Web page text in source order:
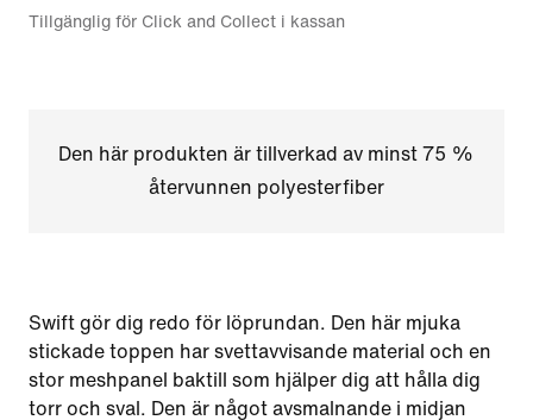
Tillgänglig för Click and Collect i kassan
Den här produkten är tillverkad av minst 75 %
återvunnen polyesterfiber
Swift gör dig redo för löprundan. Den här mjuka
stickade toppen har svettavvisande material och en
stor meshpanel baktill som hjälper dig att hålla dig
torr och sval. Den är något avsmalnande i midjan